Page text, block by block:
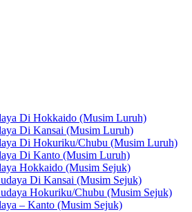
Di Hokkaido (Musim Luruh)
Di Kansai (Musim Luruh)
Di Hokuriku/Chubu (Musim Luruh)
Di Kanto (Musim Luruh)
Hokkaido (Musim Sejuk)
Di Kansai (Musim Sejuk)
Hokuriku/Chubu (Musim Sejuk)
– Kanto (Musim Sejuk)